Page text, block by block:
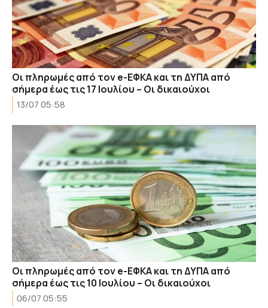
Οι πληρωμές από τον e-ΕΦΚΑ και τη ΔΥΠΑ από
σήμερα έως τις 17 Ιουλίου – Οι δικαιούχοι
13/07 05:58
Οι πληρωμές από τον e-ΕΦΚΑ και τη ΔΥΠΑ από
σήμερα έως τις 10 Ιουλίου – Οι δικαιούχοι
06/07 05:55